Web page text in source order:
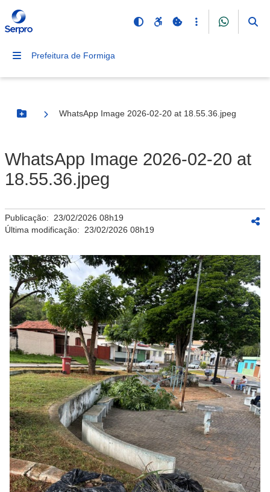
Prefeitura de Formiga
Botão Menu
WhatsApp Image 2026-02-20 at 18.55.36.jpeg
WhatsApp Image 2026-02-20 at
18.55.36.jpeg
Publicação: 23/02/2026 08h19
Última modificação: 23/02/2026 08h19